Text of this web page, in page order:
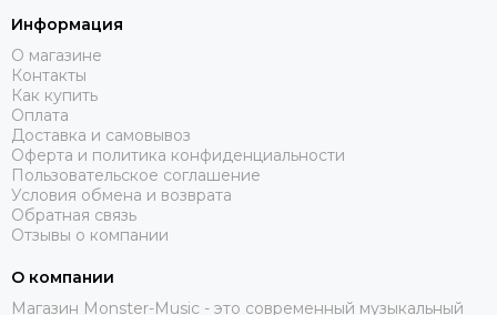
Involight
K&M
KAWAI
KRAMER
Kauber
L Acoustics
Lab Gruppen
Le Mark
LightСraft
Lightlink
Информация
О магазине
Контакты
Как купить
Оплата
Доставка и самовывоз
Оферта и политика конфиденциальности
Пользовательское соглашение
Условия обмена и возврата
Обратная связь
Отзывы о компании
О компании
Магазин Monster-Music - это современный музыкальный